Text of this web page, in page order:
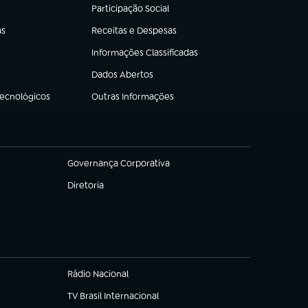
Participação Social
(abre em nova aba)
Receitas e Despesas
(abre em nova aba)
Informações Classificadas
(abre em nova aba)
Dados Abertos
(abre em nova aba)
Outras Informações
(abre em nova aba)
Governança Corporativa
(abre em nova aba)
Diretoria
(abre em nova aba)
Rádio Nacional
(abre em nova aba)
TV Brasil Internacional
(abre em nova aba)